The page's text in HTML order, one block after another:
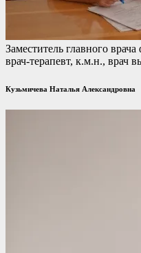
Заместитель главного
врач-терапевт, к.м.н., врач
Кузьмичева Наталья Александровна